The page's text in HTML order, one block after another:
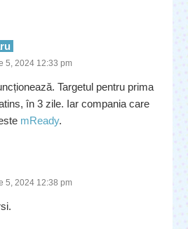
5, 2024 12:33 pm
Targetul pentru prima
în 3 zile. Iar compania care
mReady.
5, 2024 12:38 pm